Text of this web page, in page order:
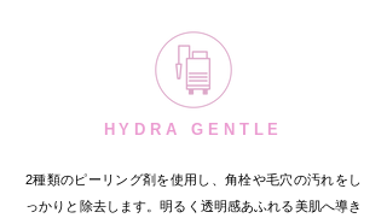
HYDRA GENTLE
2種類のピーリング剤を使用し、角栓や毛穴の汚れをし
っかりと除去します。明るく透明感あふれる美肌へ導き